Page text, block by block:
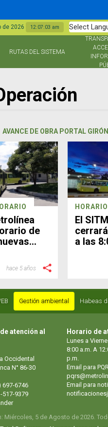
de 2026 12:07:03 am Select
RUTAS DEL SISTEMA
AVANCE DE OBRA PORTAL GIRÓN
de
hace 5 años
El
a las
Gestión ambiental Habeas
atención al
Occidental
N° 86-30
697-6746
517-9379
Horario de
Lunes a
8:00 a.m. A
p.m.
Email para
Email para
Miércoles, 5 de Agosto de 2026.